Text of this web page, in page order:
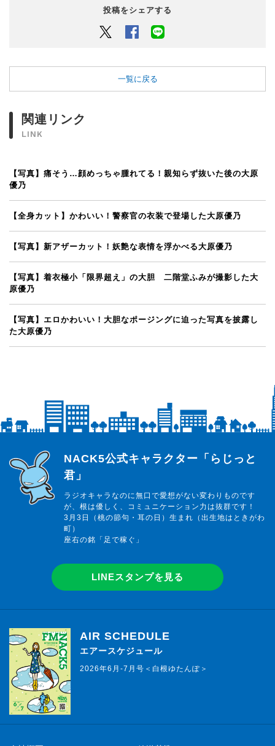
投稿をシェアする
Twitter Facebook
一覧に戻る
関連リンク
LINK
【写真】痛そう…顔めっちゃ腫れてる！親知らず抜いた後の大原
優乃
【全身カット】かわいい！警察官の衣装で登場した大原優乃
【写真】新アザーカット！妖艶な表情を浮かべる大原優乃
【写真】着衣極小「限界超え」の大胆 二階堂ふみが撮影した大
原優乃
【写真】エロかわいい！大胆なポージングに迫った写真を披露し
た大原優乃
らじっと君
NACK5公式キャラクター「らじっと
君」
ラジオキャラなのに無口で愛想がない変わりものです
が、根は優しく、コミュニケーション力は抜群です！
3月3日（桃の節句・耳の日）生まれ（出生地はときがわ
町）
座右の銘「足で稼ぐ」
LINEスタンプを見る
AIR SCHEDULE
エアースケジュール
2026年6月-7月号＜白根ゆたんぽ＞